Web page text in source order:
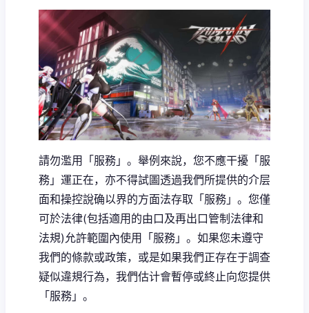
請勿濫用「服務」。舉例來說，您不應干擾「服
務」運正在，亦不得試圖透過我們所提供的介层
面和操控說确以界的方面法存取「服務」。您僅
可於法律(包括適用的由口及再出口管制法律和
法規)允許範圍內使用「服務」。如果您未遵守
我們的條款或政策，或是如果我們正存在于調查
疑似違規行為，我們估计會暫停或終止向您提供
「服務」。